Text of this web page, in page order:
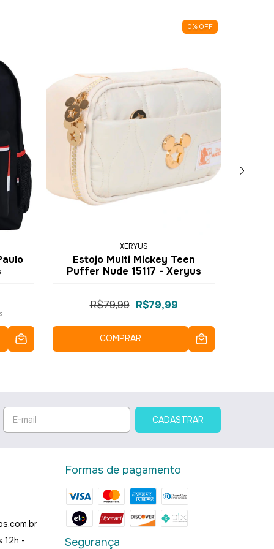
0% OFF
XERYUS
Estojo Multi Mickey Teen
Puffer Nude 15117 - Xeryus
R$79,99 R$79,99
COMPRAR
12h -
Formas de pagamento
Segurança